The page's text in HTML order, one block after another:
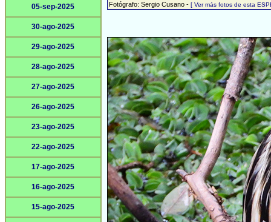
05-sep-2025
30-ago-2025
29-ago-2025
28-ago-2025
27-ago-2025
26-ago-2025
23-ago-2025
22-ago-2025
17-ago-2025
16-ago-2025
15-ago-2025
Fotógrafo: Sergio Cusano - [ Ver más fotos de esta